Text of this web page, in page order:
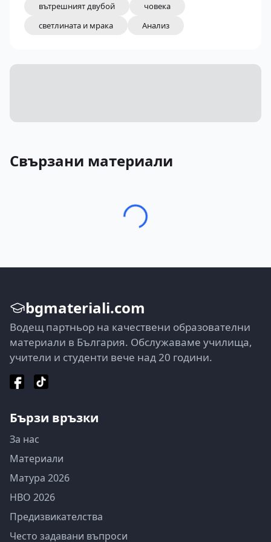
вътрешният двубой
човека
светлината и мрака
Анализ
Свързани материали
bgmateriali.com
Водещ партньор на качествени образователни
материали в България. Обслужаваме училища,
учители и студенти вече над 20 години.
Бързи връзки
За нас
Материали
Матура 2026
НВО 2026
Предизвикателства
Често задавани въпроси